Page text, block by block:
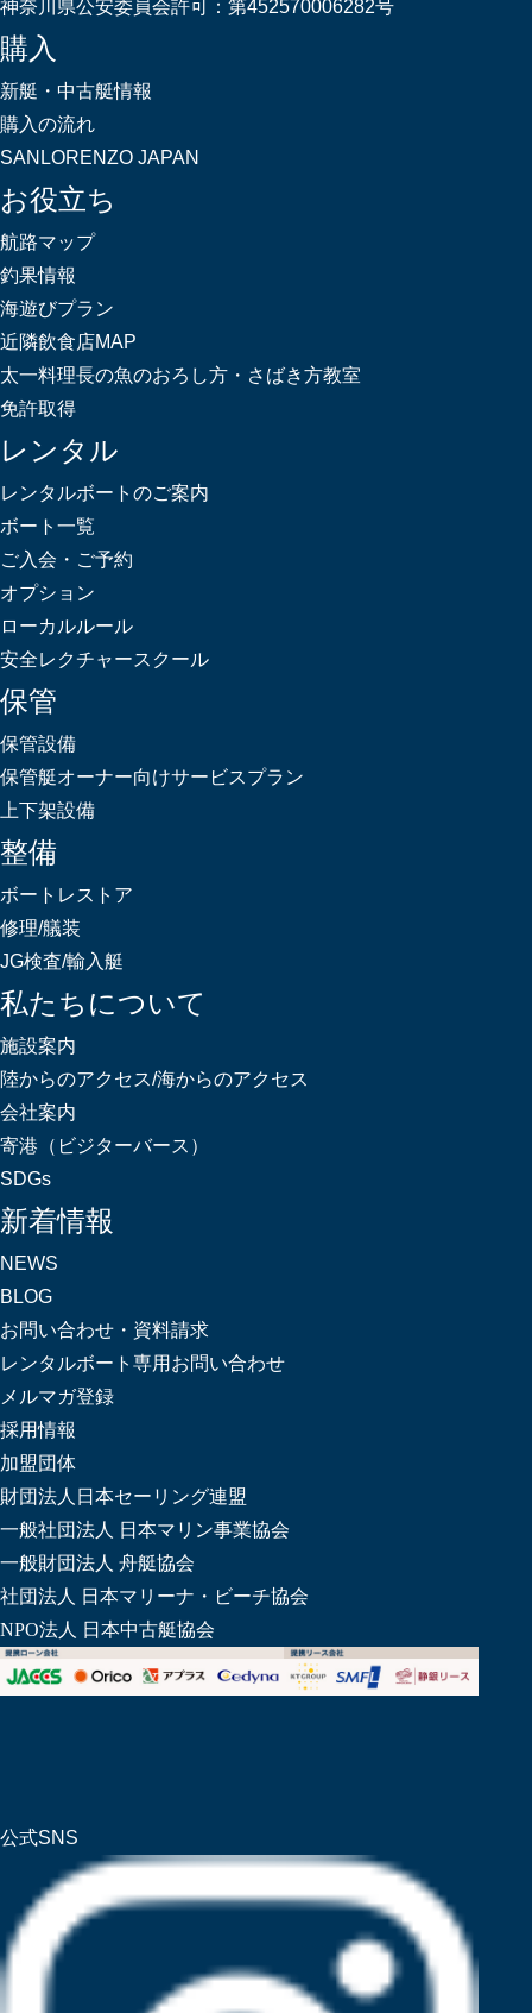
神奈川県公安委員会許可： 第452570006282号
購入
新艇・中古艇情報
購入の流れ
SANLORENZO JAPAN
お役立ち
航路マップ
釣果情報
海遊びプラン
近隣飲食店MAP
太一料理長の魚のおろし方・さばき方教室
免許取得
レンタル
レンタルボートのご案内
ボート一覧
ご入会・ご予約
オプション
ローカルルール
安全レクチャースクール
保管
保管設備
保管艇オーナー向けサービスプラン
上下架設備
整備
ボートレストア
修理/艤装
JG検査/輸入艇
私たちについて
施設案内
陸からのアクセス/海からのアクセス
会社案内
寄港（ビジターバース）
SDGs
新着情報
NEWS
BLOG
お問い合わせ・資料請求
レンタルボート専用お問い合わせ
メルマガ登録
採用情報
加盟団体
財団法人日本セーリング連盟
一般社団法人 日本マリン事業協会
一般財団法人 舟艇協会
社団法人 日本マリーナ・ビーチ協会
NPO法人 日本中古艇協会
公式SNS